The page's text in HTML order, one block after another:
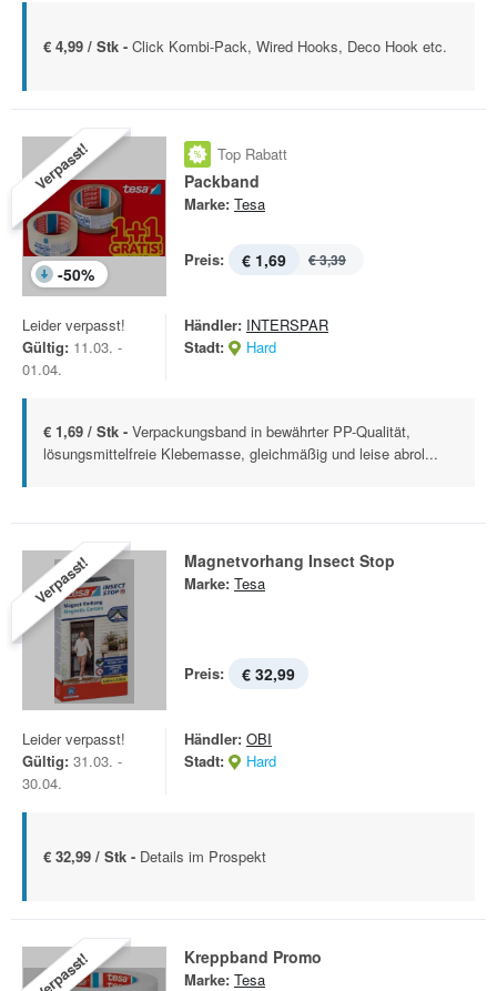
€ 4,99 / Stk - Click Kombi-Pack, Wired Hooks, Deco Hook etc.
Verpasst!
-50%
Top Rabatt
Packband
Marke: Tesa
Preis: € 1,69 € 3,39
Leider verpasst!
Gültig: 11.03. -
01.04.
Händler: INTERSPAR
Stadt:
Hard
€ 1,69 / Stk - Verpackungsband in bewährter PP-Qualität,
lösungsmittelfreie Klebemasse, gleichmäßig und leise abrol...
Verpasst! Magnetvorhang Insect Stop
Marke: Tesa
Preis: € 32,99
Leider verpasst!
Gültig: 31.03. -
30.04.
Händler: OBI
Stadt:
Hard
€ 32,99 / Stk - Details im Prospekt
Verpasst! Kreppband Promo
Marke: Tesa